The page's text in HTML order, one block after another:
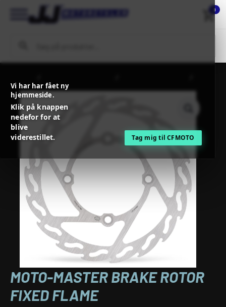
Vi har har fået ny
hjemmeside.
Klik på knappen
nedefor for at
blive
viderestillet.
Tag mig til CFMOTO
0
MOTO-MASTER BRAKE ROTOR FIXED FLAME
MOTO-MASTER BRAKE ROTOR
FIXED FLAME